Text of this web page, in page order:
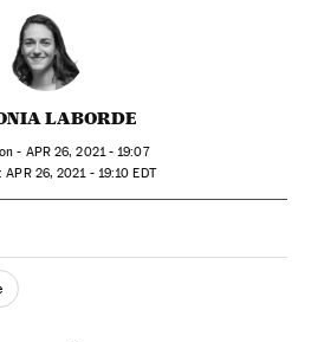
LABORDE
- APR26, 2021 - 19:07
APR26, 2021 - 19:10 EDT
Redes Sociales